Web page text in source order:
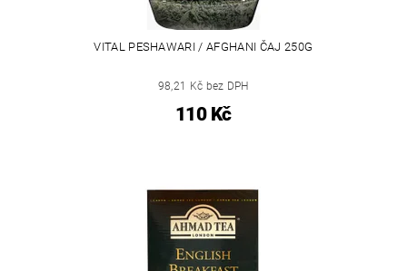
VITAL PESHAWARI / AFGHANI ČAJ 250G
98,21 Kč bez DPH
110 Kč